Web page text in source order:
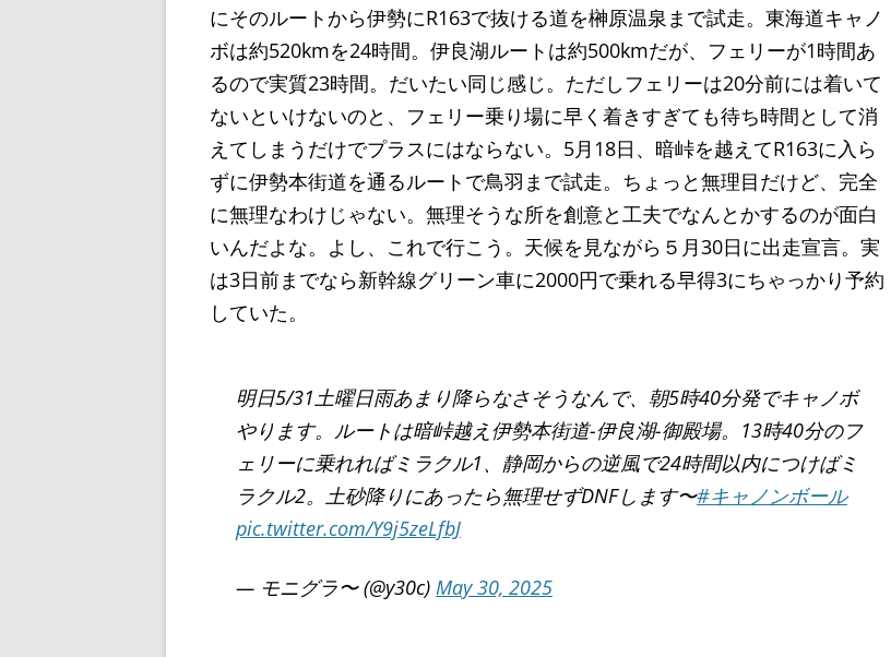
にそのルートから伊勢にR163で抜ける道を榊原温泉まで試走。東海道キャノ
ボは約520kmを24時間。伊良湖ルートは約500kmだが、フェリーが1時間あ
るので実質23時間。だいたい同じ感じ。ただしフェリーは20分前には着いて
ないといけないのと、フェリー乗り場に早く着きすぎても待ち時間として消
えてしまうだけでプラスにはならない。5月18日、暗峠を越えてR163に入ら
ずに伊勢本街道を通るルートで鳥羽まで試走。ちょっと無理目だけど、完全
に無理なわけじゃない。無理そうな所を創意と工夫でなんとかするのが面白
いんだよな。よし、これで行こう。天候を見ながら５月30日に出走宣言。実
は3日前までなら新幹線グリーン車に2000円で乗れる早得3にちゃっかり予約
していた。
明日5/31土曜日雨あまり降らなさそうなんで、朝5時40分発でキャノボ
やります。ルートは暗峠越え伊勢本街道-伊良湖-御殿場。13時40分のフ
ェリーに乗れればミラクル1、静岡からの逆風で24時間以内につけばミ
ラクル2。土砂降りにあったら無理せずDNFします〜#キャノンボール
pic.twitter.com/Y9j5zeLfbJ
— モニグラ〜 (@y30c) May 30, 2025